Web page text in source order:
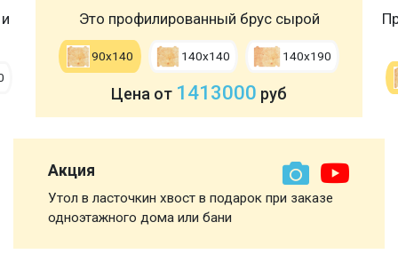
Это профилированный брус сырой
90х140 140х140 140х190
Цена от 1413000 руб
Акция
Утол в ласточкин хвост в подарок при заказе
одноэтажного дома или бани